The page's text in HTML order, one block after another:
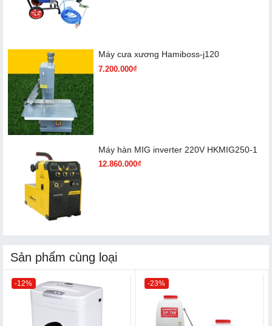
Máy cưa xương Hamiboss-j120
7.200.000₫
Máy hàn MIG inverter 220V HKMIG250-1
12.860.000₫
Sản phẩm cùng loại
-12% -23%